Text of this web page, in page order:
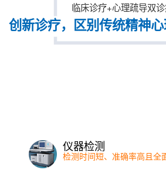
临床诊疗+心理疏导双
创新诊疗，区别传统精神
仪器检测
检测时间短、准确率高且全